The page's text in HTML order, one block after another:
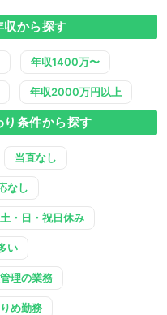
収から探す
年収1400万〜
年収2000万円以上
条件から探す
当直なし
なし
土・日・祝日休み
い
理の業務
め勤務